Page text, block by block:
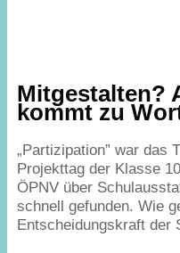
Mitgestalten?
kommt zu
„Partizipation” war das
Projekttag der Klasse
ÖPNV über
schnell gefunden. Wie
Entscheidungskraft der